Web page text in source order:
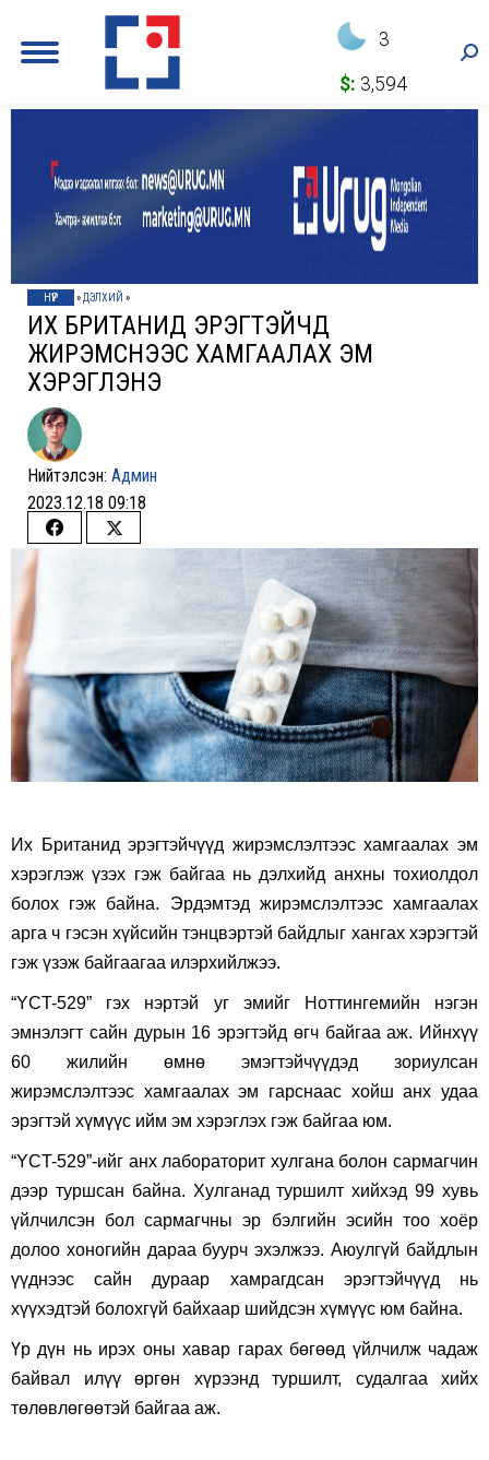
3
$: 3,594
НҮҮР »ДЭЛХИЙ »
ИХ БРИТАНИД ЭРЭГТЭЙЧҮҮД
ЖИРЭМСНЭЭС ХАМГААЛАХ ЭМ
ХЭРЭГЛЭНЭ
Нийтэлсэн: Админ
2023.12.18 09:18
Share
Share
Их Британид эрэгтэйчүүд жирэмслэлтээс хамгаалах эм
хэрэглэж үзэх гэж байгаа нь дэлхийд анхны тохиолдол
болох гэж байна. Эрдэмтэд жирэмслэлтээс хамгаалах
арга ч гэсэн хүйсийн тэнцвэртэй байдлыг хангах хэрэгтэй
гэж үзэж байгаагаа илэрхийлжээ.
“YCT-529” гэх нэртэй уг эмийг Ноттингемийн нэгэн
эмнэлэгт сайн дурын 16 эрэгтэйд өгч байгаа аж. Ийнхүү
60 жилийн өмнө эмэгтэйчүүдэд зориулсан
жирэмслэлтээс хамгаалах эм гарснаас хойш анх удаа
эрэгтэй хүмүүс ийм эм хэрэглэх гэж байгаа юм.
“YCT-529”-ийг анх лабораторит хулгана болон сармагчин
дээр туршсан байна. Хулганад туршилт хийхэд 99 хувь
үйлчилсэн бол сармагчны эр бэлгийн эсийн тоо хоёр
долоо хоногийн дараа буурч эхэлжээ. Аюулгүй байдлын
үүднээс сайн дураар хамрагдсан эрэгтэйчүүд нь
хүүхэдтэй болохгүй байхаар шийдсэн хүмүүс юм байна.
Үр дүн нь ирэх оны хавар гарах бөгөөд үйлчилж чадаж
байвал илүү өргөн хүрээнд туршилт, судалгаа хийх
төлөвлөгөөтэй байгаа аж.